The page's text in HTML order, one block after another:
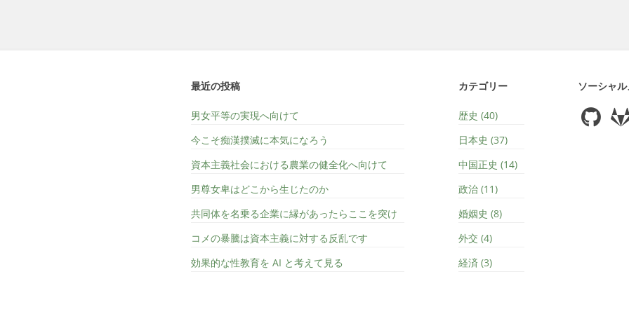
最近の投稿
男女平等の実現へ向けて
今こそ痴漢撲滅に本気になろう
資本主義社会における農業の健全化へ向けて
男尊女卑はどこから生じたのか
共同体を名乗る企業に縁があったらここを突け
コメの暴騰は資本主義に対する反乱です
効果的な性教育を AI と考えて見る
カテゴリー
歴史 (40)
日本史 (37)
中国正史 (14)
政治 (11)
婚姻史 (8)
外交 (4)
経済 (3)
ソーシャ